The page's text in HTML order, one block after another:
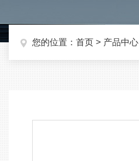
您的位置： 首页 > 产品中心